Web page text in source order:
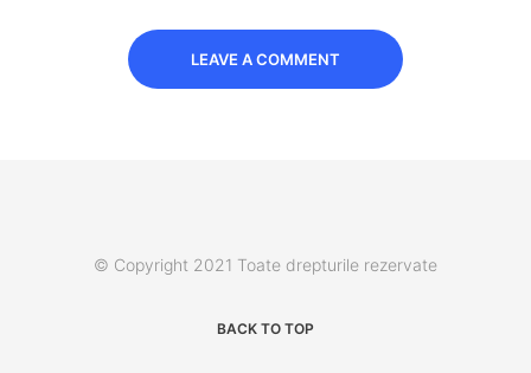
LEAVE A COMMENT
© Copyright 2021 Toate drepturile rezervate
BACK TO TOP